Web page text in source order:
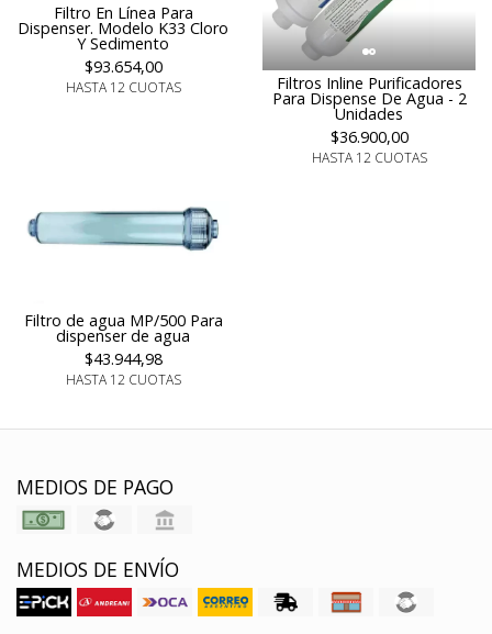
Filtro En Línea Para
Dispenser. Modelo K33 Cloro
Y Sedimento
$93.654,00
HASTA 12 CUOTAS Filtros Inline Purificadores
Para Dispense De Agua - 2
Unidades
$36.900,00
HASTA 12 CUOTAS
Filtro de agua MP/500 Para
dispenser de agua
$43.944,98
HASTA 12 CUOTAS
MEDIOS DE PAGO
MEDIOS DE ENVÍO